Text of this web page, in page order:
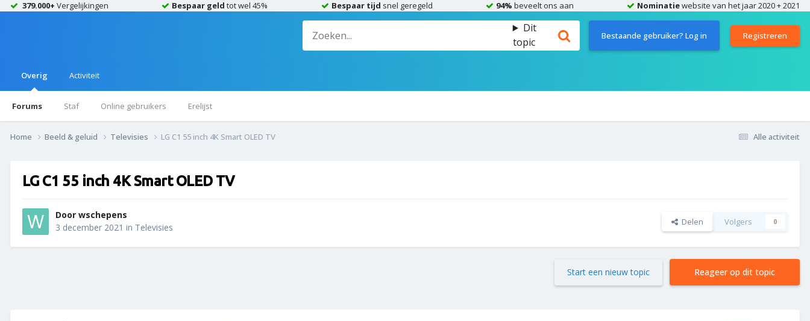
379.000+ Vergelijkingen Bespaar geld tot wel 45% Bespaar tijd snel geregeld 94% beveelt ons aan Nominatiewebsite van het jaar 2020 + 2021
Dit
topic
Bestaande gebruiker? Log in Registreren
Overig
Forums Staf Online gebruikers Erelijst
Activiteit
Alle activiteit
Home Beeld & geluid Televisies LG C1 55 inch 4K Smart OLED TV
LG C1 55 inch 4K Smart OLED TV
Door wschepens
3 december 2021 in Televisies Delen Volgers 0
Reageer op dit topic
Start een nieuw topic